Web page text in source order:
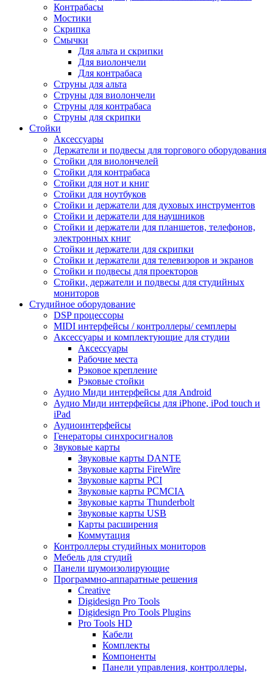
Контрабасы
Мостики
Скрипка
Смычки
Для альта и скрипки
Для виолончели
Для контрабаса
Струны для альта
Струны для виолончели
Струны для контрабаса
Струны для скрипки
Стойки
Аксессуары
Держатели и подвесы для торгового оборудования
Стойки для виолончелей
Стойки для контрабаса
Стойки для нот и книг
Стойки для ноутбуков
Стойки и держатели для духовых инструментов
Стойки и держатели для наушников
Стойки и держатели для планшетов, телефонов,
электронных книг
Стойки и держатели для скрипки
Стойки и держатели для телевизоров и экранов
Стойки и подвесы для проекторов
Стойки, держатели и подвесы для студийных
мониторов
Студийное оборудование
DSP процессоры
MIDI интерфейсы / контроллеры/ семплеры
Аксессуары и комплектующие для студии
Аксессуары
Рабочие места
Рэковое крепление
Рэковые стойки
Аудио Миди интерфейсы для Android
Аудио Миди интерфейсы для iPhone, iPod touch и
iPad
Аудиоинтерфейсы
Генераторы синхросигналов
Звуковые карты
Звуковые карты DANTE
Звуковые карты FireWire
Звуковые карты PCI
Звуковые карты PCMCIA
Звуковые карты Thunderbolt
Звуковые карты USB
Карты расширения
Коммутация
Контроллеры студийных мониторов
Мебель для студий
Панели шумоизолирующие
Программно-аппаратные решения
Creative
Digidesign Pro Tools
Digidesign Pro Tools Plugins
Pro Tools HD
Кабели
Комплекты
Компоненты
Панели управления, контроллеры,